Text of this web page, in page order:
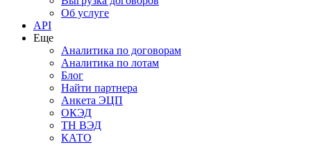
Об услуге
API
Еще
Аналитика по договорам
Аналитика по лотам
Блог
Найти партнера
Анкета ЭЦП
ОКЭД
ТН ВЭД
КАТО